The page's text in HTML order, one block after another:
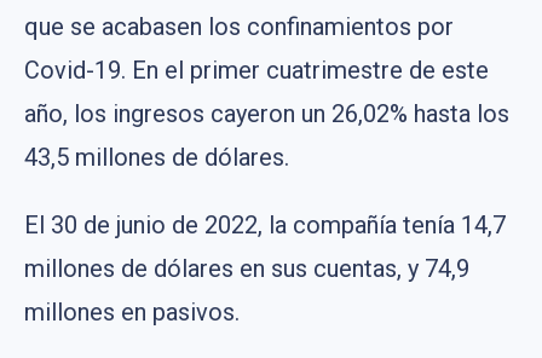
que se acabasen los confinamientos por
Covid-19. En el primer cuatrimestre de este
año, los ingresos cayeron un 26,02% hasta los
43,5 millones de dólares.
El 30 de junio de 2022, la compañía tenía 14,7
millones de dólares en sus cuentas, y 74,9
millones en pasivos.